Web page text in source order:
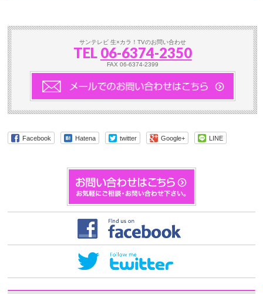
サンテレビ 生×カラ！TVのお問い合わせ
TEL 06-6374-2350
FAX 06-6374-2399
Facebook Hatena twitter Google+ LINE